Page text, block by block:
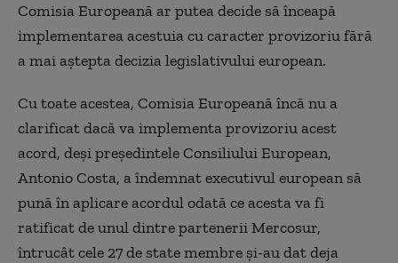
Comisia Europeană ar putea decide să înceapă
implementarea acestuia cu caracter provizoriu fără
a mai aştepta decizia legislativului european.
Cu toate acestea, Comisia Europeană încă nu a
clarificat dacă va implementa provizoriu acest
acord, deşi preşedintele Consiliului European,
Antonio Costa, a îndemnat executivul european să
pună în aplicare acordul odată ce acesta va fi
ratificat de unul dintre partenerii Mercosur,
întrucât cele 27 de state membre şi-au dat deja